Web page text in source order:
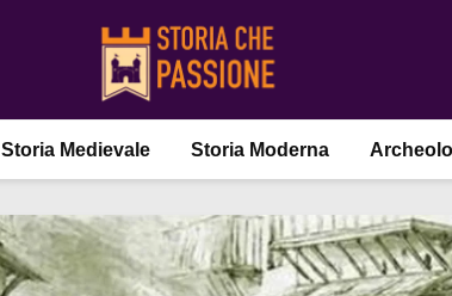
Storia Medievale Storia Moderna